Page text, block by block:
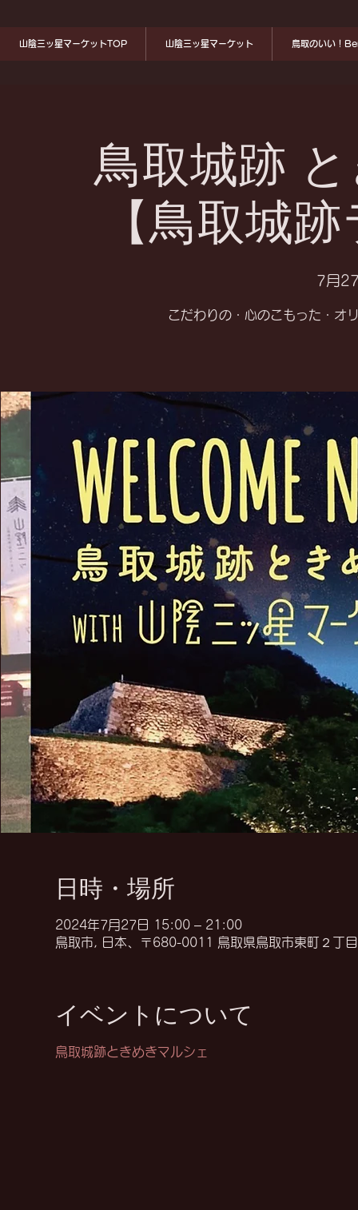
山陰三ッ星マーケットTOP 山陰三ッ星マーケット 鳥取のいい！
鳥取城跡
【鳥取城
7月
こだわりの・心のこもった・オ
日時・場所
2024年7月27日 15:00 – 21:00
鳥取市, 日本、〒680-0011 鳥取県鳥取市東町２丁目
イベントについて
鳥取城跡ときめきマルシェ